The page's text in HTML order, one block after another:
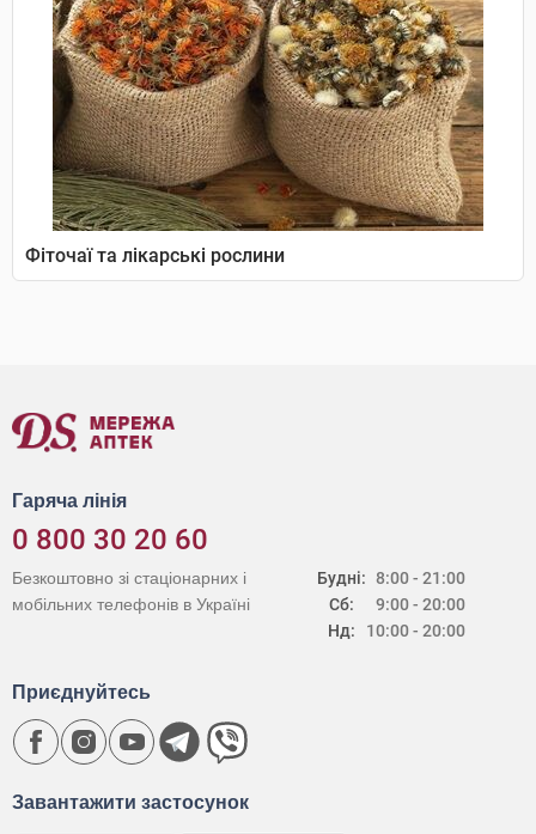
Фіточаї та лікарські рослини
Гаряча лінія
0 800 30 20 60
Будні:
Сб:
Нд:
8:00 - 21:00
9:00 - 20:00
10:00 - 20:00
Безкоштовно зі стаціонарних і
мобільних телефонів в Україні
Завантажити застосунок
Приєднуйтесь